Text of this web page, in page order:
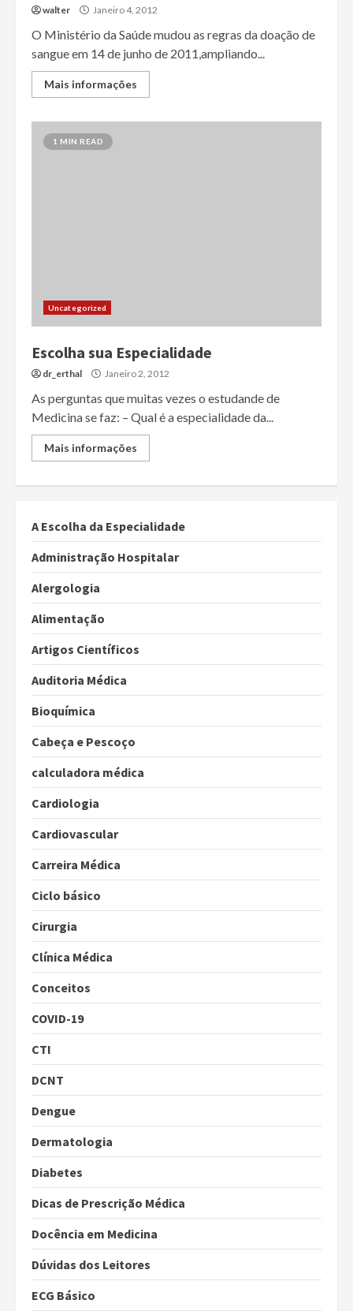
walter Janeiro 4, 2012
O Ministério da Saúde mudou as regras da doação de
sangue em 14 de junho de 2011,ampliando...
Mais informações
1 MIN READ
Uncategorized
Escolha sua Especialidade
dr_erthal Janeiro 2, 2012
As perguntas que muitas vezes o estudande de
Medicina se faz: – Qual é a especialidade da...
Mais informações
A Escolha da Especialidade
Administração Hospitalar
Alergologia
Alimentação
Artigos Científicos
Auditoria Médica
Bioquímica
Cabeça e Pescoço
calculadora médica
Cardiologia
Cardiovascular
Carreira Médica
Ciclo básico
Cirurgia
Clínica Médica
Conceitos
COVID-19
CTI
DCNT
Dengue
Dermatologia
Diabetes
Dicas de Prescrição Médica
Docência em Medicina
Dúvidas dos Leitores
ECG Básico